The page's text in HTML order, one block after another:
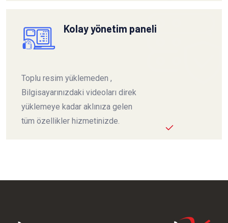
Kolay yönetim paneli
Toplu resim yüklemeden ,
Bilgisayarınızdaki videoları direk
yüklemeye kadar aklınıza gelen
tüm özellikler hizmetinizde.